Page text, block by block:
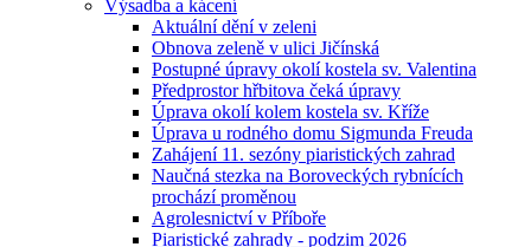
Výsadba a kácení
Aktuální dění v zeleni
Obnova zeleně v ulici Jičínská
Postupné úpravy okolí kostela sv. Valentina
Předprostor hřbitova čeká úpravy
Úprava okolí kolem kostela sv. Kříže
Úprava u rodného domu Sigmunda Freuda
Zahájení 11. sezóny piaristických zahrad
Naučná stezka na Boroveckých rybnících
prochází proměnou
Agrolesnictví v Příboře
Piaristické zahrady - podzim 2026